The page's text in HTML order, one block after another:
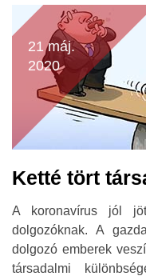
21 máj.
2020
Ketté tört
A koronavírus jól
dolgozóknak. A
dolgozó emberek
társadalmi